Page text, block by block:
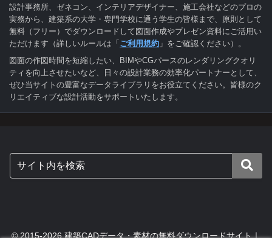
設計事務所、ゼネコン、インテリアデザイナー、施工会社などのプロの
実務から、建築系の大学・専門学校に通う学生の皆様まで、原則として
無料（フリー）でダウンロードして図面作成やプレゼン資料にご活用い
ただけます（詳しいルールは「ご利用規約 」をご確認ください）。
図面の作図時間を短縮したい、BIMやCGパースのレンダリングクオリ
ティを向上させたいなど、日々の設計業務の効率化パートナーとして、
ぜひ当サイトの豊富なデータライブラリをお役立てください。皆様のク
リエイティブな設計活動をサポートいたします。
© 2015-2026 建築CADデータ・素材の無料ダウンロードサイト｜